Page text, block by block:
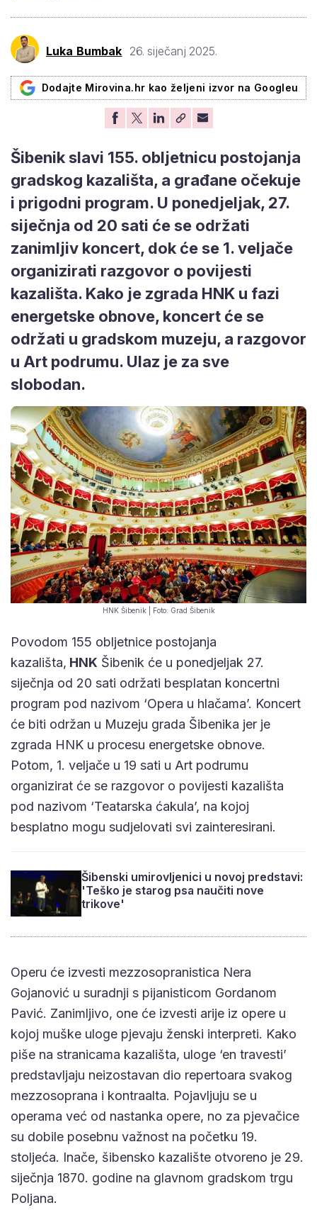
Luka Bumbak 26. siječanj 2025.
Dodajte Mirovina.hr kao željeni izvor na Googleu
Šibenik slavi 155. obljetnicu postojanja
gradskog kazališta, a građane očekuje
i prigodni program. U ponedjeljak, 27.
siječnja od 20 sati će se održati
zanimljiv koncert, dok će se 1. veljače
organizirati razgovor o povijesti
kazališta. Kako je zgrada HNK u fazi
energetske obnove, koncert će se
održati u gradskom muzeju, a razgovor
u Art podrumu. Ulaz je za sve
slobodan.
HNK Šibenik | Foto: Grad Šibenik
Povodom 155 obljetnice postojanja
kazališta, HNK Šibenik će u ponedjeljak 27.
siječnja od 20 sati održati besplatan koncertni
program pod nazivom ‘Opera u hlačama’. Koncert
će biti održan u Muzeju grada Šibenika jer je
zgrada HNK u procesu energetske obnove.
Potom, 1. veljače u 19 sati u Art podrumu
organizirat će se razgovor o povijesti kazališta
pod nazivom ‘Teatarska ćakula’, na kojoj
besplatno mogu sudjelovati svi zainteresirani.
Šibenski umirovljenici u novoj predstavi:
'Teško je starog psa naučiti nove
trikove'
Operu će izvesti mezzosopranistica Nera
Gojanović u suradnji s pijanisticom Gordanom
Pavić. Zanimljivo, one će izvesti arije iz opere u
kojoj muške uloge pjevaju ženski interpreti. Kako
piše na stranicama kazališta, uloge ‘en travesti’
predstavljaju neizostavan dio repertoara svakog
mezzosoprana i kontraalta. Pojavljuju se u
operama već od nastanka opere, no za pjevačice
su dobile posebnu važnost na početku 19.
stoljeća. Inače, šibensko kazalište otvoreno je 29.
siječnja 1870. godine na glavnom gradskom trgu
Poljana.